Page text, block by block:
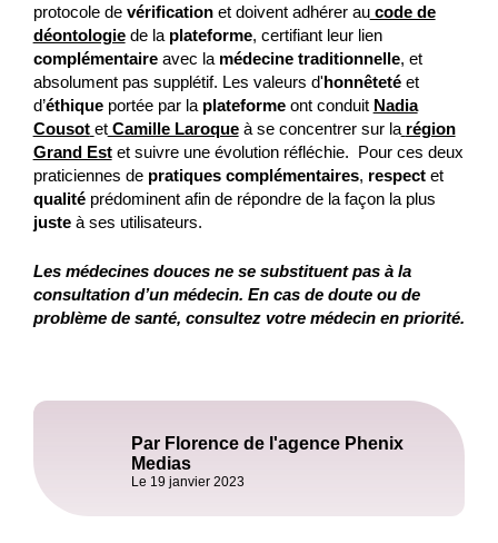
protocole de vérificationet doivent adhérer aucode de
déontologiede la plateforme, certifiant leur lien
complémentaireavec lamédecine traditionnelle, et
absolument pas supplétif. Les valeurs d'honnêtetéet
d’éthique portée par laplateforme ont conduit Nadia
Cousot etCamille Laroqueà se concentrer sur la région
Grand Estet suivre une évolution réfléchie. Pour ces deux
praticiennes de pratiques complémentaires, respectet
qualité prédominent afin de répondre de la façon la plus
juste à ses utilisateurs.
Les médecines douces ne se substituent pas à la
consultation d’un médecin. En cas de doute ou de
problème de santé, consultez votre médecin en priorité.
Par Florence de l'agence Phenix
Medias
Le 19 janvier 2023